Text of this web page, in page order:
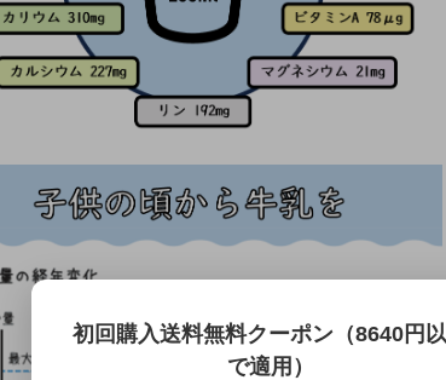
初回購入送料無料クーポン（8640円
で適用）